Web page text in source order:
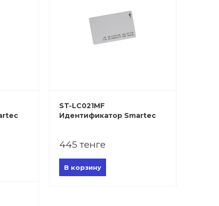
ST-LC021MF
Идентификатор Smartec
445 тенге
В корзину